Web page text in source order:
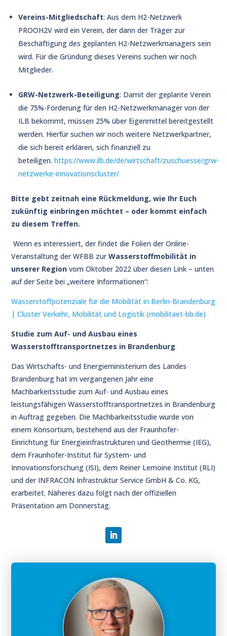
Vereins-Mitgliedschaft: Aus dem H2-Netzwerk
PROOH2V wird ein Verein, der dann der Träger zur
Beschäftigung des geplanten H2-Netzwerkmanagers sein
wird. Für die Gründung dieses Vereins suchen wir noch
Mitglieder.
GRW-Netzwerk-Beteiligung: Damit der geplante Verein
die 75%-Förderung für den H2-Netzwerkmanager von der
ILB bekommt, müssen 25% über Eigenmittel bereitgestellt
werden. Hierfür suchen wir noch weitere Netzwerkpartner,
die sich bereit erklären, sich finanziell zu
beteiligen.https://www.ilb.de/de/wirtschaft/zuschuesse/grw-
netzwerke-innovationscluster/
Bitte gebt zeitnah eine Rückmeldung, wie Ihr Euch
zukünftig einbringen möchtet – oder kommt einfach
zu diesem Treffen.
Wenn es interessiert, der findet die Folien der Online-
Veranstaltung der WFBB zurWasserstoffmobilität in
unserer Region vom Oktober 2022 über diesen Link – unten
auf der Seite bei „weitere Informationen“:
Wasserstoffpotenziale für die Mobilität in Berlin-Brandenburg
| Cluster Verkehr, Mobilität und Logistik (mobilitaet-bb.de)
Studie zum Auf- und Ausbau eines
Wasserstofftransportnetzes in Brandenburg
Das Wirtschafts- und Energieministerium des Landes
Brandenburg hat im vergangenen Jahr eine
Machbarkeitsstudie zum Auf- und Ausbau eines
leistungsfähigen Wasserstofftransportnetzes in Brandenburg
in Auftrag gegeben. Die Machbarkeitsstudie wurde von
einem Konsortium, bestehend aus der Fraunhofer-
Einrichtung für Energieinfrastrukturen und Geothermie (IEG),
dem Fraunhofer-Institut für System- und
Innovationsforschung (ISI), dem Reiner Lemoine Institut (RLI)
und der INFRACON Infrastruktur Service GmbH & Co. KG,
erarbeitet. Näheres dazu folgt nach der offiziellen
Präsentation am Donnerstag.